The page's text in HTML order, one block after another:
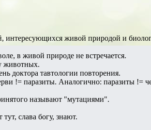
интересующихся живой природой и
в живой природе не встречается.
животных.
доктора тавтологии повторения.
!= паразиты. Аналогично: паразиты !=
называют "мутациями".
тут, слава богу, знают.